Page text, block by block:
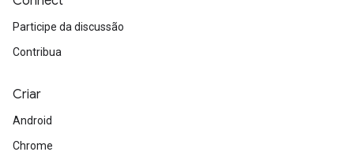
Participe da discussão
Contribua
Criar
Android
Chrome